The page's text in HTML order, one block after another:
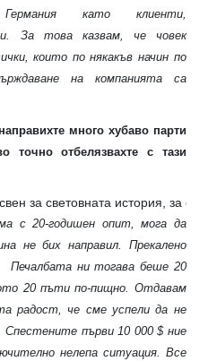
като клиенти,
За това казвам, че човек
които по някакъв начин по
на компанията са
много хубаво парти
точно отбелязвахте с тази
за световната история, за
с 20-годишен опит, мога да
не бих направил. Прекалено
Печалбата ни тогава беше 20
20 пъти по-пищно. Отдавам
радост, че сме успели да не
първи 10 000 $ ние
нелепа ситуация. Все